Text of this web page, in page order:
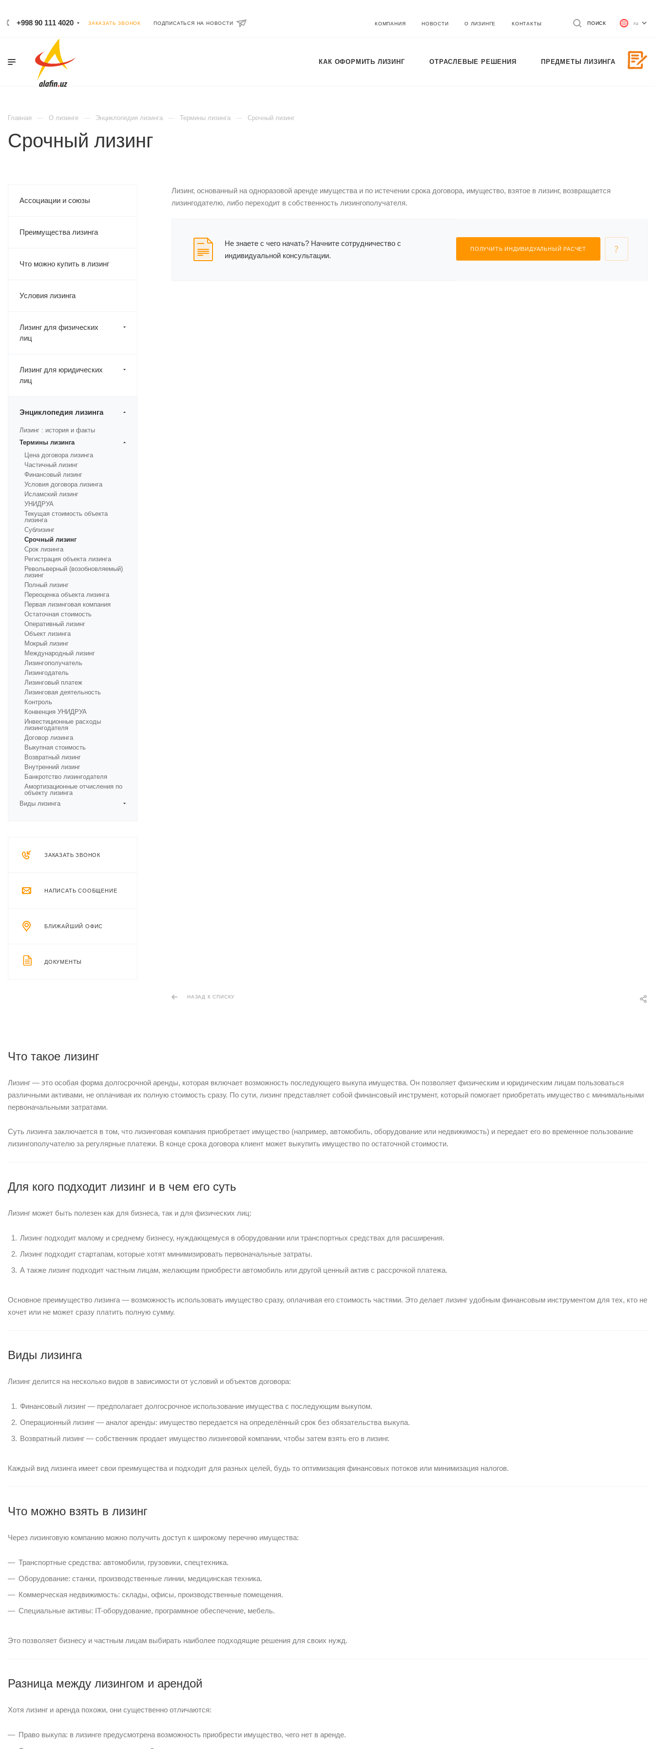
+998 90 111 4020 ЗАКАЗАТЬ ЗВОНОК ПОДПИСАТЬСЯ НА НОВОСТИ ПОИСК
КОМПАНИЯ НОВОСТИ О ЛИЗИНГЕ КОНТАКТЫ
КАК ОФОРМИТЬ ЛИЗИНГ ОТРАСЛЕВЫЕ РЕШЕНИЯ ПРЕДМЕТЫ ЛИЗИНГА
Главная О лизинге Энциклопедия лизинга Термины лизинга Срочный лизинг
Срочный лизинг
Ассоциации и союзы
Преимущества лизинга
Что можно купить в лизинг
Условия лизинга
Лизинг для физических
лиц
Лизинг для юридических
лиц
Энциклопедия лизинга
Лизинг : история и факты
Термины лизинга
Цена договора лизинга
Частичный лизинг
Финансовый лизинг
Условия договора лизинга
Исламский лизинг
УНИДРУА
Текущая стоимость объекта
лизинга
Сублизинг
Срочный лизинг
Срок лизинга
Регистрация объекта лизинга
Револьверный (возобновляемый)
лизинг
Полный лизинг
Переоценка объекта лизинга
Первая лизинговая компания
Остаточная стоимость
Оперативный лизинг
Объект лизинга
Мокрый лизинг
Международный лизинг
Лизингополучатель
Лизингодатель
Лизинговый платеж
Лизинговая деятельность
Контроль
Конвенция УНИДРУА
Инвестиционные расходы
лизингодателя
Договор лизинга
Выкупная стоимость
Возвратный лизинг
Внутренний лизинг
Банкротство лизингодателя
Амортизационные отчисления по
объекту лизинга
Виды лизинга
ЗАКАЗАТЬ ЗВОНОК
НАПИСАТЬ СООБЩЕНИЕ
БЛИЖАЙШИЙ ОФИС
ДОКУМЕНТЫ
Лизинг, основанный на одноразовой аренде имущества и по истечении срока договора, имущество, взятое в лизинг, возвращается
лизингодателю, либо переходит в собственность лизингополучателя.
Не знаете с чего начать? Начните сотрудничество с
индивидуальной консультации.
ПОЛУЧИТЬ ИНДИВИДУАЛЬНЫЙ РАСЧЕТ
НАЗАД К СПИСКУ
Что такое лизинг
Лизинг — это особая форма долгосрочной аренды, которая включает возможность последующего выкупа имущества. Он позволяет физическим и юридическим лицам пользоваться
различными активами, не оплачивая их полную стоимость сразу. По сути, лизинг представляет собой финансовый инструмент, который помогает приобретать имущество с минимальными
первоначальными затратами.
Суть лизинга заключается в том, что лизинговая компания приобретает имущество (например, автомобиль, оборудование или недвижимость) и передает его во временное пользование
лизингополучателю за регулярные платежи. В конце срока договора клиент может выкупить имущество по остаточной стоимости.
Для кого подходит лизинг и в чем его суть
Лизинг может быть полезен как для бизнеса, так и для физических лиц:
Лизинг подходит малому и среднему бизнесу, нуждающемуся в оборудовании или транспортных средствах для расширения.
Лизинг подходит стартапам, которые хотят минимизировать первоначальные затраты.
А также лизинг подходит частным лицам, желающим приобрести автомобиль или другой ценный актив с рассрочкой платежа.
Основное преимущество лизинга — возможность использовать имущество сразу, оплачивая его стоимость частями. Это делает лизинг удобным финансовым инструментом для тех, кто не
хочет или не может сразу платить полную сумму.
Виды лизинга
Лизинг делится на несколько видов в зависимости от условий и объектов договора:
Финансовый лизинг — предполагает долгосрочное использование имущества с последующим выкупом.
Операционный лизинг — аналог аренды: имущество передается на определённый срок без обязательства выкупа.
Возвратный лизинг — собственник продает имущество лизинговой компании, чтобы затем взять его в лизинг.
Каждый вид лизинга имеет свои преимущества и подходит для разных целей, будь то оптимизация финансовых потоков или минимизация налогов.
Что можно взять в лизинг
Через лизинговую компанию можно получить доступ к широкому перечню имущества:
Транспортные средства: автомобили, грузовики, спецтехника.
Оборудование: станки, производственные линии, медицинская техника.
Коммерческая недвижимость: склады, офисы, производственные помещения.
Специальные активы: IT-оборудование, программное обеспечение, мебель.
Это позволяет бизнесу и частным лицам выбирать наиболее подходящие решения для своих нужд.
Разница между лизингом и арендой
Хотя лизинг и аренда похожи, они существенно отличаются:
Право выкупа: в лизинге предусмотрена возможность приобрести имущество, чего нет в аренде.